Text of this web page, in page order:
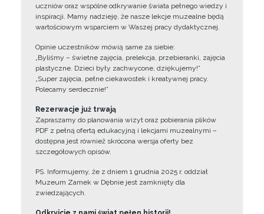
uczniów oraz wspólne odkrywanie świata pełnego wiedzy i
inspiracji. Mamy nadzieję, że nasze lekcje muzealne będą
wartościowym wsparciem w Waszej pracy dydaktycznej.
Opinie uczestników mówią same za siebie:
„Byliśmy – świetne zajęcia, prelekcja, przebieranki, zajęcia
plastyczne. Dzieci były zachwycone, dziękujemy!”
„Super zajęcia, pełne ciekawostek i kreatywnej pracy.
Polecamy serdecznie!”
Rezerwacje już trwają
Zapraszamy do planowania wizyt oraz pobierania plików
PDF z pełną ofertą edukacyjną i lekcjami muzealnymi –
dostępna jest również skrócona wersja oferty bez
szczegółowych opisów.
PS. Informujemy, że z dniem 1 grudnia 2025 r. oddział
Muzeum Zamek w Dębnie jest zamknięty dla
zwiedzających.